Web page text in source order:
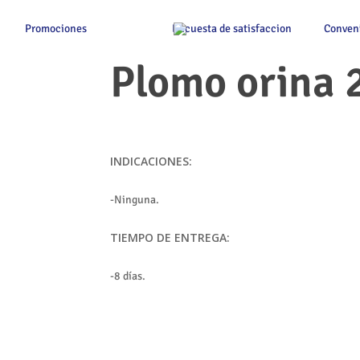
Promociones Encuesta de satisfaccion
Plomo orina
INDICACIONES:
-Ninguna.
TIEMPO DE ENTREGA:
-8 días.